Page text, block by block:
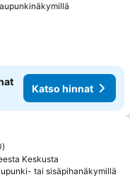
Katso hinnat
Keskusta
tai sisäpihanäkymillä